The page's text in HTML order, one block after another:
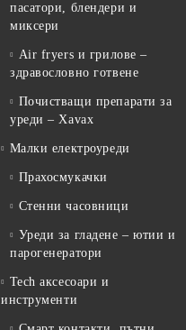
пасатори, блендери и
миксери
Air fryers и грилове –
здравословно готвене
Почистващи препарати за
уреди – Xavax
Малки електроуреди
Прахосмукачки
Стенни часовници
Уреди за гладене – ютии и
парогенератори
Tech аксесоари и
инструменти